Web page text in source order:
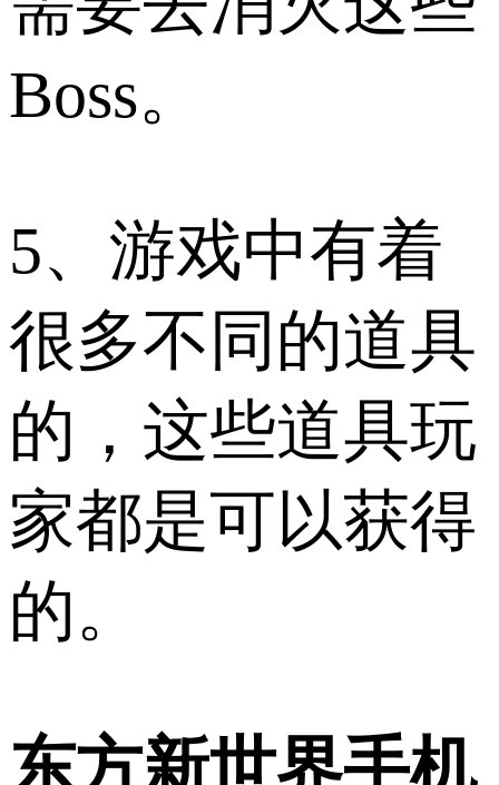
Boss。
5、游戏中有着
很多不同的道具
的，这些道具玩
家都是可以获得
的。
东方新世界手机